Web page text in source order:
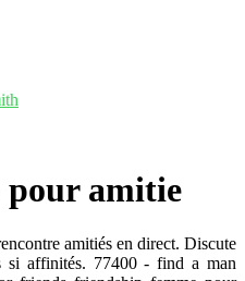
pour amitie
amitiés en direct. Discute
si affinités. 77400 - find a man